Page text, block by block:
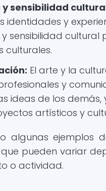
sensibilidad
identidades y
sensibilidad cultural
culturales.
El arte y la
y
ideas de los
artísticos y
algunas ejemplos
pueden variar
o actividad.